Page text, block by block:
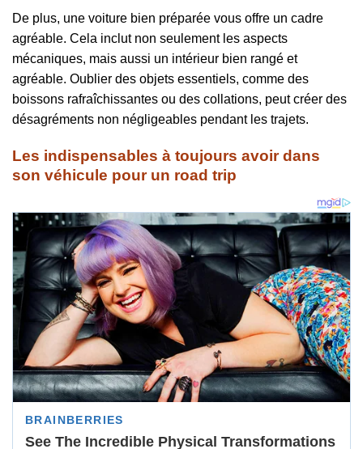
De plus, une voiture bien préparée vous offre un cadre
agréable. Cela inclut non seulement les aspects
mécaniques, mais aussi un intérieur bien rangé et
agréable. Oublier des objets essentiels, comme des
boissons rafraîchissantes ou des collations, peut créer des
désagréments non négligeables pendant les trajets.
Les indispensables à toujours avoir dans
son véhicule pour un road trip